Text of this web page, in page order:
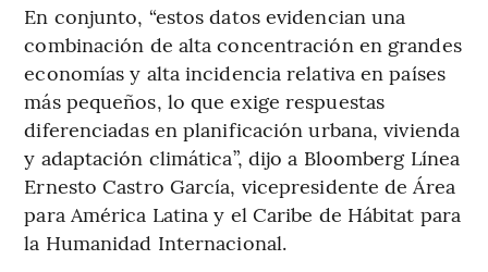
En conjunto, “estos datos evidencian una
combinación de alta concentración en grandes
economías y alta incidencia relativa en países
más pequeños, lo que exige respuestas
diferenciadas en planificación urbana, vivienda
y adaptación climática”, dijo a Bloomberg Línea
Ernesto Castro García, vicepresidente de Área
para América Latina y el Caribe de Hábitat para
la Humanidad Internacional.